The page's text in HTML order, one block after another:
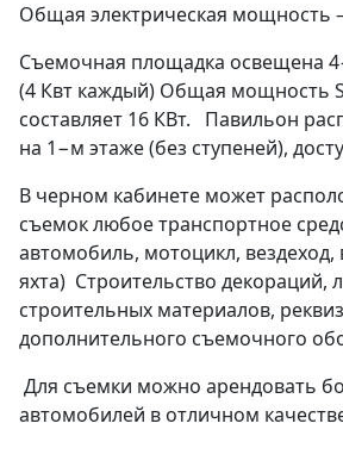
Общая электрическая мощность
Съемочная площадка освещена
(4 Квт каждый) Общая мощность
составляет 16 КВт. ​ ​Павильон
на 1−м этаже (без ступеней),
В черном кабинете может
съемок любое транспортное
автомобиль, мотоцикл, вездеход,
яхта) Строительство декораций,
строительных материалов,
дополнительного съемочного
Для съемки можно арендовать
автомобилей в отличном